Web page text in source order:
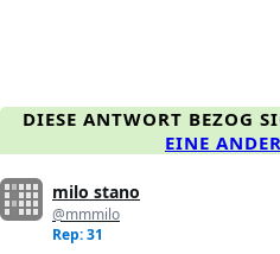
DIESE ANTWORT BEZOG
EINE
milo stano
@mmmilo
Rep: 31